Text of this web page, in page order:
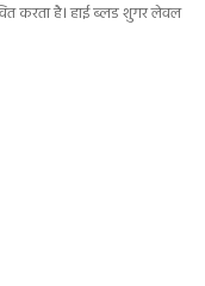
करता है। हाई ब्लड शुगर लेवल